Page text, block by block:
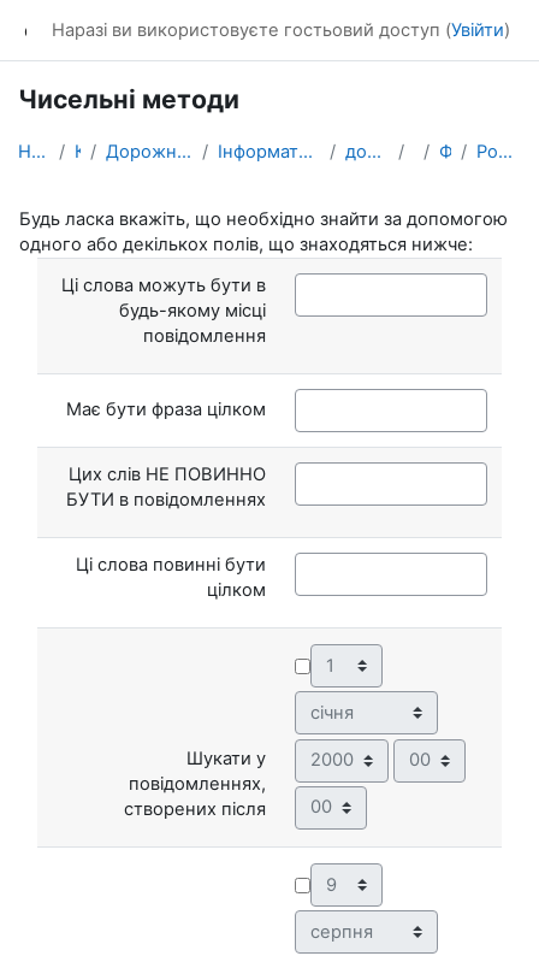
Наразі ви використовуєте гостьовий доступ (Увійти)
Чисельні методи
На головну Курси Дорожньо-будівельний факультет Інформатики та прикладної математики доц. Костікова М.В. ЧМ- Форуми Розширений пошук
Будь ласка вкажіть, що необхідно знайти за допомогою
одного або декількох полів, що знаходяться нижче:
Ці слова можуть бути в
будь-якому місці
повідомлення
Має бути фраза цілком
Цих слів НЕ ПОВИННО
БУТИ в повідомленнях
Ці слова повинні бути
цілком
Шукати у
повідомленнях,
створених після
День
Місяць
Рік Година
Хвилина
День